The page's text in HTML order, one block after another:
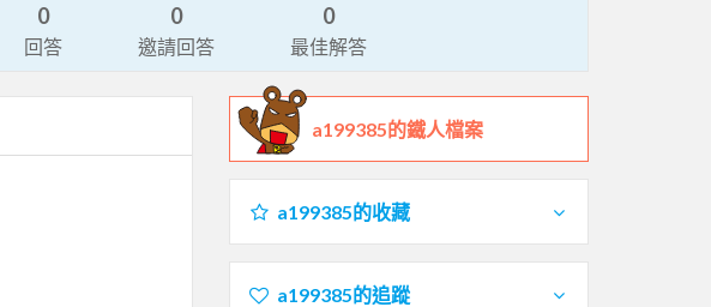
0
回答
0
邀請回答
0
最佳解答
a199385的鐵人檔案
a199385的收藏
a199385的追蹤